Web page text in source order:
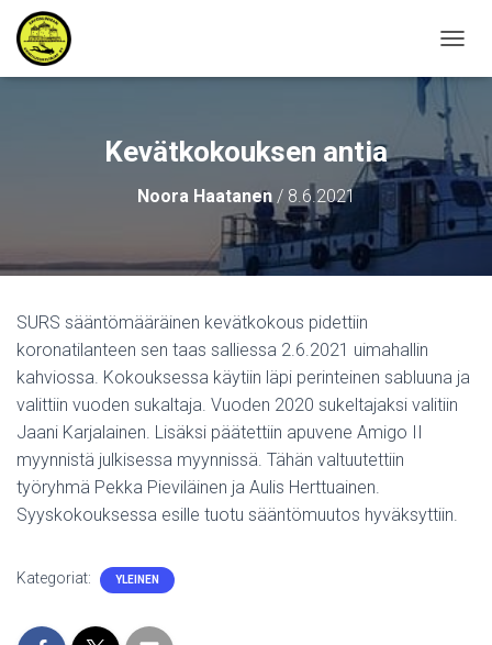
A
G
O
I
N
T
I
E
/
P
Kevätkokouksen antia
Noora Haatanen/ 8.6.2021
SURS sääntömääräinen kevätkokous pidettiin
koronatilanteen sen taas salliessa 2.6.2021 uimahallin
kahviossa. Kokouksessa käytiin läpi perinteinen sabluuna ja
valittiin vuoden sukaltaja. Vuoden 2020 sukeltajaksi valitiin
Jaani Karjalainen. Lisäksi päätettiin apuvene Amigo II
myynnistä julkisessa myynnissä. Tähän valtuutettiin
työryhmä Pekka Pieviläinen ja Aulis Herttuainen.
Syyskokouksessa esille tuotu sääntömuutos hyväksyttiin.
Kategoriat: YLEINEN